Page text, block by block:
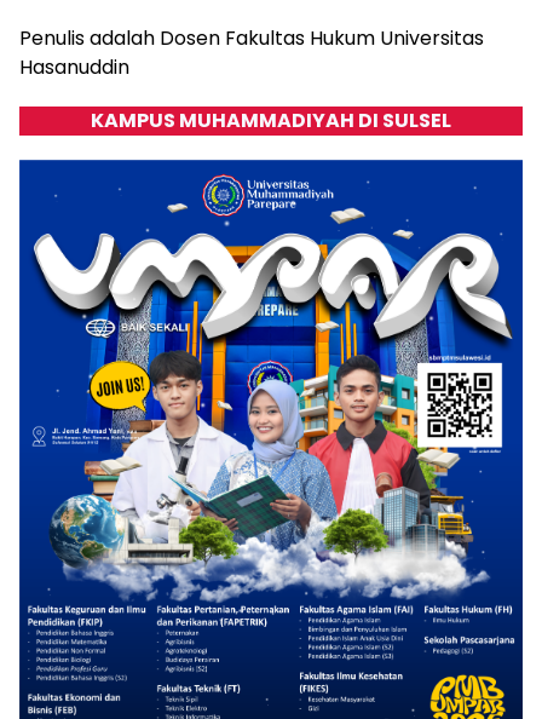
Penulis adalah Dosen Fakultas Hukum Universitas
Hasanuddin
KAMPUS MUHAMMADIYAH DI SULSEL